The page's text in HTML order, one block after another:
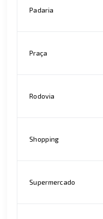
Padaria
Praça
Rodovia
Shopping
Supermercado